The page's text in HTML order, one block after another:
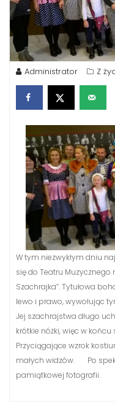
Administrator Z
W tym niezwykłym dniu
się do Teatru Muzycznego
Szachrajka”. Tytułowa
lewo i prawo, wywołując
Jej szachrajstwa długo
krótkie nóżki, więc w
Przyciągające wzrok
małych widzów. Po
pamiątkowej fotografii.